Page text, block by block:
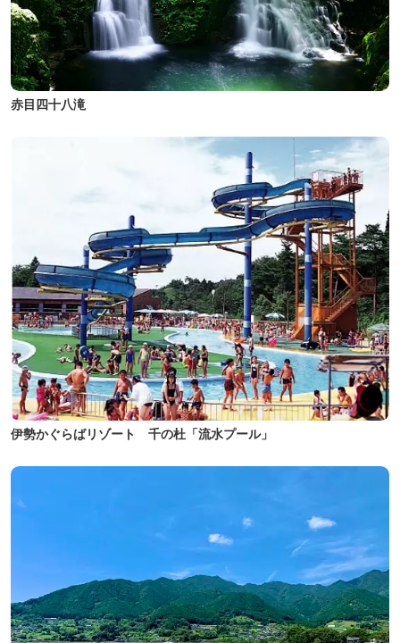
赤目四十八滝
伊勢かぐらばリゾート 千の杜「流水プール」